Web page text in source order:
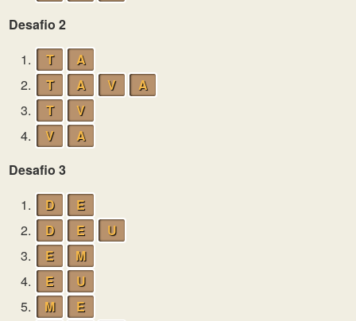
Desafio 2
1.
T
A
2.
T A V
A
3.
T
V
4.
V
A
Desafio 3
1.
D
E
2.
D E
U
3.
E
M
4.
E
U
5.
M
E